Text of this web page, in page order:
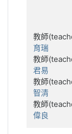
教師
育瑞
教師
君易
教師
智清
教師
偉良